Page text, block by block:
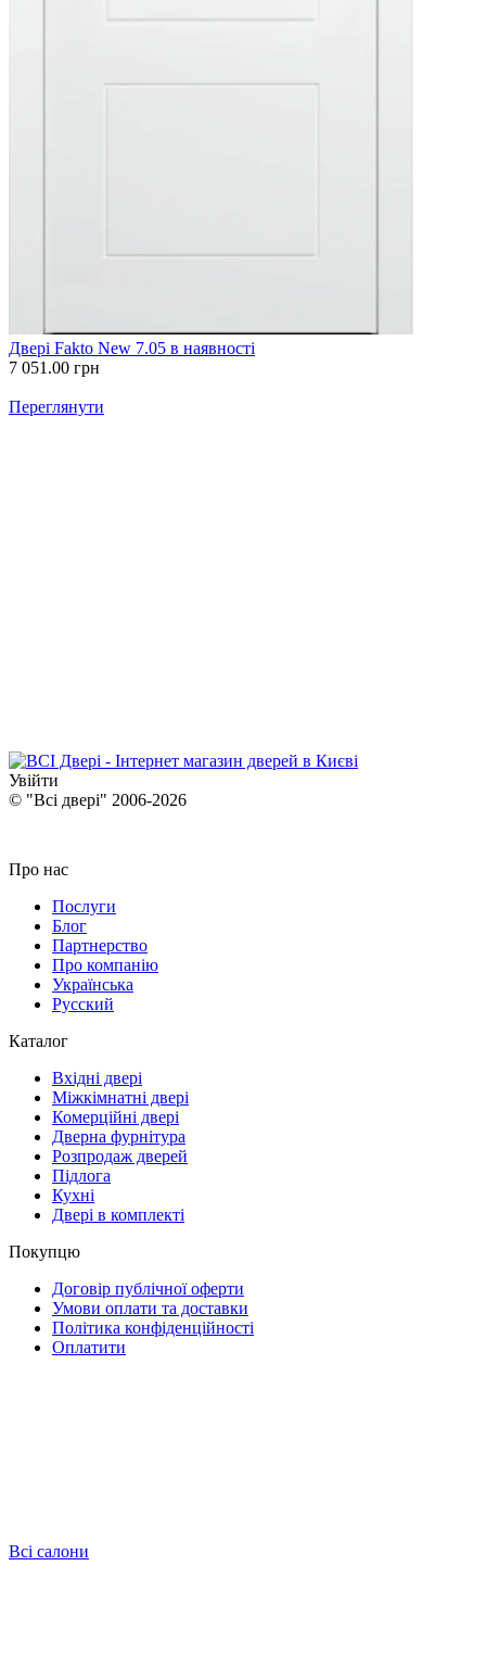
Двері Fakto New 7.05 в наявності
7 051.00 грн
Переглянути
Увійти
© "Всі двері" 2006-2026
Про нас
Послуги
Блог
Партнерство
Про компанію
Українська
Русский
Каталог
Вхідні двері
Міжкімнатні двері
Комерційні двері
Дверна фурнітура
Розпродаж дверей
Підлога
Кухні
Двері в комплекті
Покупцю
Договір публічної оферти
Умови оплати та доставки
Політика конфіденційності
Оплатити
Всі салони